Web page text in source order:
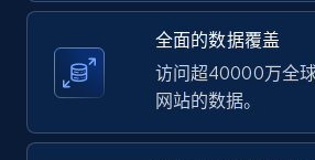
1.5K+
LinkedIn posts - Discover
全面的数据覆盖
访问超40000万全
网站的数据。